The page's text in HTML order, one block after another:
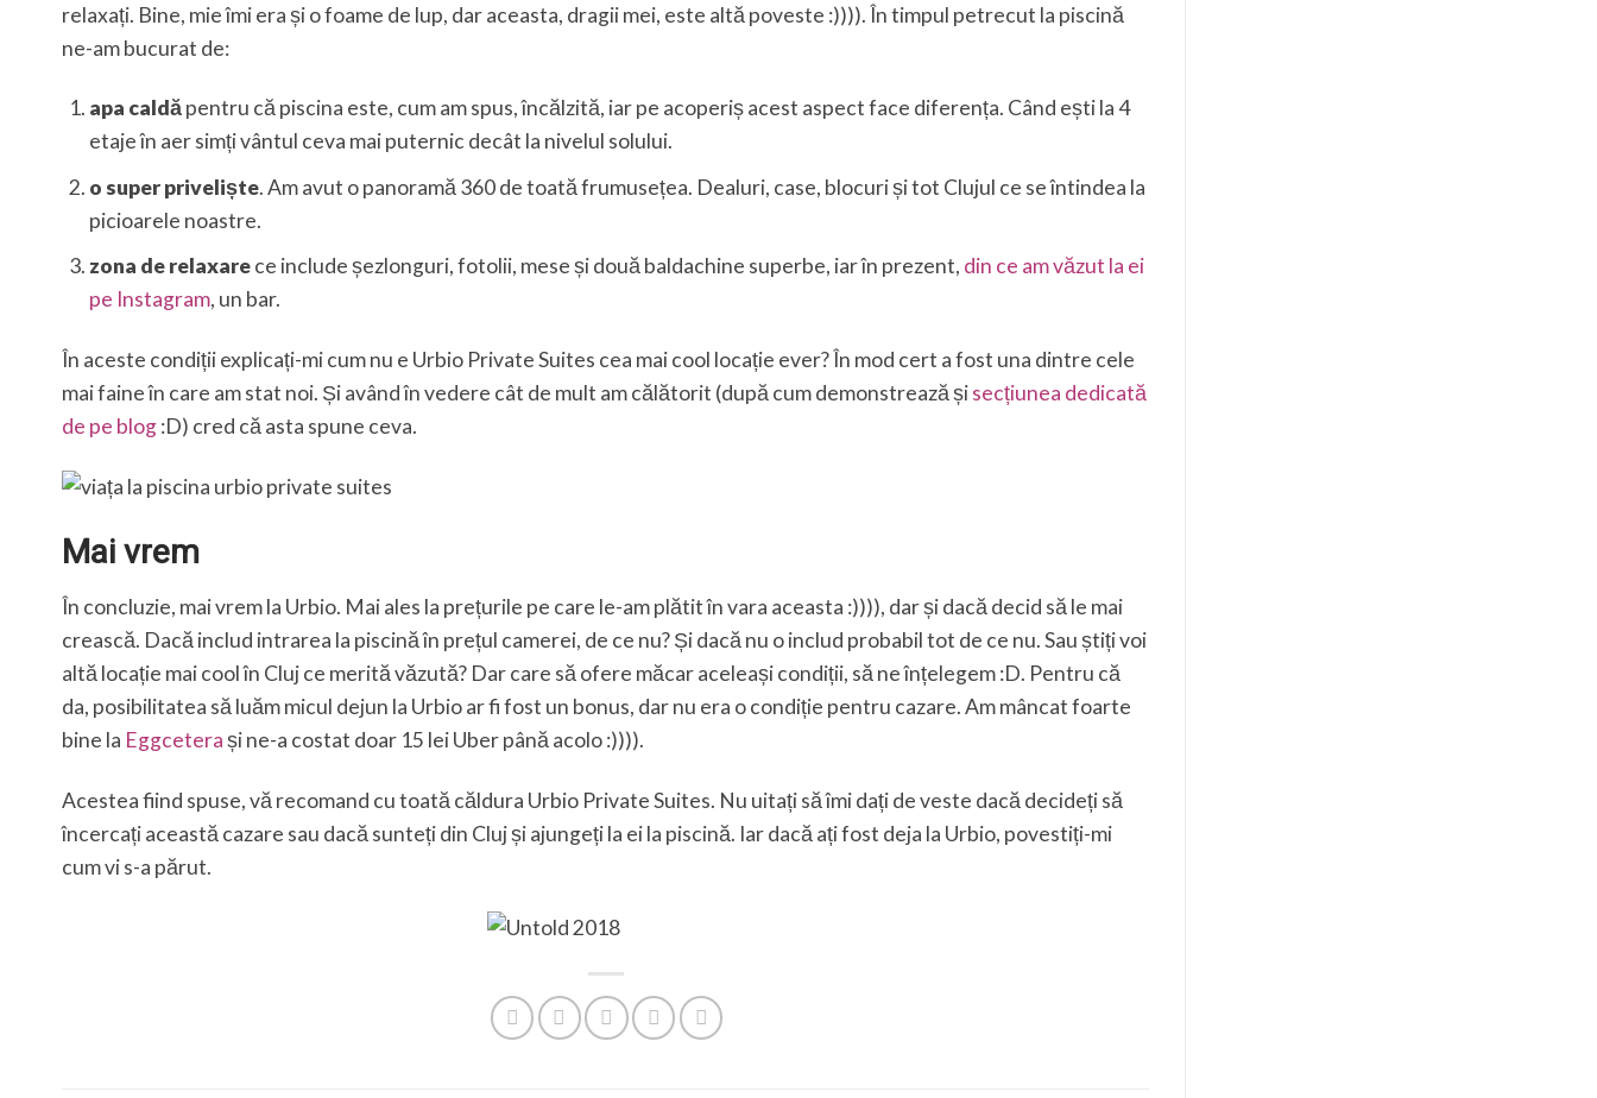
relaxați. Bine, mie îmi era și o foame de lup, dar aceasta, dragii mei, este altă poveste :)))). În timpul petrecut la piscină
ne-am bucurat de:
apa caldăpentru că piscina este, cum am spus, încălzită, iar pe acoperiș acest aspect face diferența. Când ești la 4
etaje în aer simți vântul ceva mai puternic decât la nivelul solului.
o super priveliște. Am avut o panoramă 360 de toată frumusețea. Dealuri, case, blocuri și tot Clujul ce se întindea la
picioarele noastre.
zona de relaxarece include șezlonguri, fotolii, mese și două baldachine superbe, iar în prezent, din ce am văzut la ei
pe Instagram, un bar.
În aceste condiții explicați-mi cum nu e Urbio Private Suites cea mai cool locație ever? În mod cert a fost una dintre cele
mai faine în care am stat noi. Și având în vedere cât de mult am călătorit (după cum demonstrează șisecțiunea dedicată
de pe blog:D) cred că asta spune ceva.
Mai vrem
În concluzie, mai vrem la Urbio. Mai ales la prețurile pe care le-am plătit în vara aceasta :)))), dar și dacă decid să le mai
crească. Dacă includ intrarea la piscină în prețul camerei, de ce nu? Și dacă nu o includ probabil tot de ce nu. Sau știți voi
altă locație mai cool în Cluj ce merită văzută? Dar care să ofere măcar aceleași condiții, să ne înțelegem :D. Pentru că
da, posibilitatea să luăm micul dejun la Urbio ar fi fost un bonus, dar nu era o condiție pentru cazare. Am mâncat foarte
bine la Eggceterași ne-a costat doar 15 lei Uber până acolo :)))).
Acestea fiind spuse, vă recomand cu toată căldura Urbio Private Suites. Nu uitați să îmi dați de veste dacă decideți să
încercați această cazare sau dacă sunteți din Cluj și ajungeți la ei la piscină. Iar dacă ați fost deja la Urbio, povestiți-mi
cum vi s-a părut.